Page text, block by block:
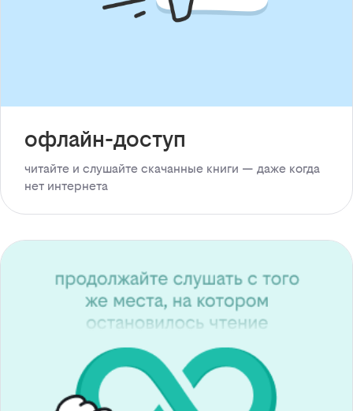
офлайн-доступ
читайте и слушайте скачанные книги — даже когда
нет интернета